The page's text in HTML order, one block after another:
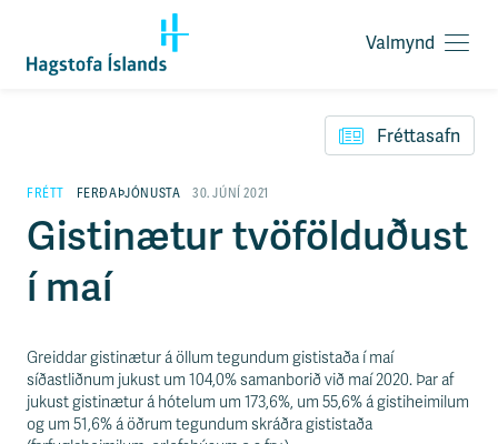
O
v
m
y
Valmynd
Fréttasafn
FRÉTT FERÐAÞJÓNUSTA 30. JÚNÍ 2021
Gistinætur tvöfölduðust
í maí
Greiddar gistinætur á öllum tegundum gististaða í maí
síðastliðnum jukust um 104,0% samanborið við maí 2020. Þar af
jukust gistinætur á hótelum um 173,6%, um 55,6% á gistiheimilum
og um 51,6% á öðrum tegundum skráðra gististaða